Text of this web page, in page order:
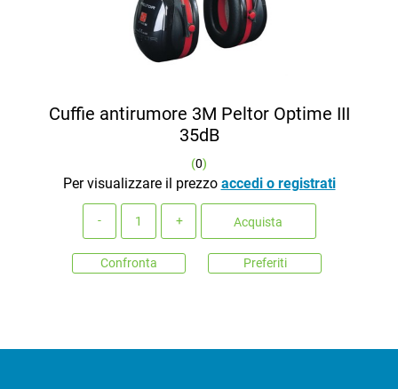
Cuffie antirumore 3M Peltor Optime III
35dB
(0)
Per visualizzare il prezzo accedi o registrati
Acquista
Confronta Preferiti